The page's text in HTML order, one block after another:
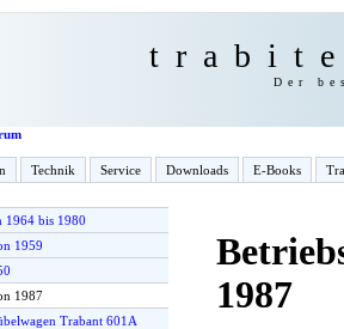
Der
Technik Service Downloads E-Books
1964 bis 1980
1959
1987
Trabant 601A
1987